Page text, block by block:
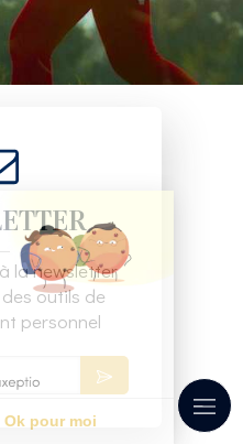
la newsletter
outils de
personnel